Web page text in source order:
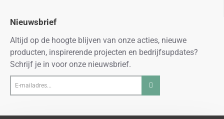
Nieuwsbrief
Altijd op de hoogte blijven van onze acties, nieuwe
producten, inspirerende projecten en bedrijfsupdates?
Schrijf je in voor onze nieuwsbrief.
mailadres...